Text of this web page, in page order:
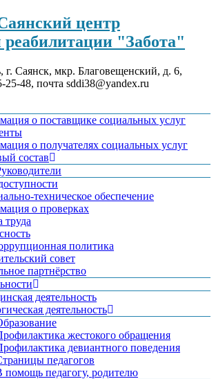
центр
реабилитации "Забота"
г. Саянск, мкр. Благовещенский, д. 6,
25-48, почта sddi38@yandex.ru
о поставщике социальных услуг
о получателях социальных услуг
состав
техническое обеспечение
о проверках
труда
политика
совет
партнёрство
деятельность
деятельность
жестокого обращения
девиантного поведения
педагогов
помощь педагогу, родителю